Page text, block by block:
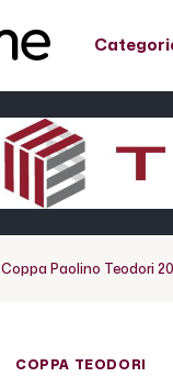
Coppa Paolino Teodori
COPPA TEODORI